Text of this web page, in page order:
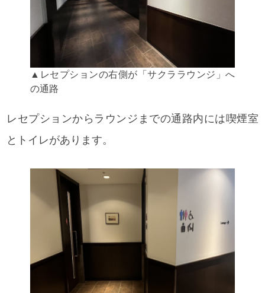
▲レセプションの右側が「サクララウンジ」へ
の通路
レセプションからラウンジまでの通路内には喫煙室
とトイレがあります。